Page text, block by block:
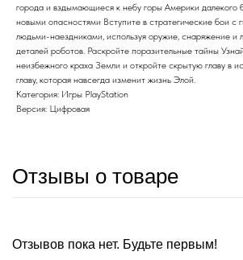
города и вздымающиеся к небу горы Америки далекого
новыми опасностями Вступите в стратегические бои с
людьми-наездниками, используя оружие, снаряжение и
деталей роботов. Раскройте поразительные тайны
неизбежного краха Земли и откройте скрытую главу в
главу, которая навсегда изменит жизнь Элой.
Категория: Игры PlayStation
Версия: Цифровая
Отзывы о товаре
Отзывов пока нет. Будьте первым!